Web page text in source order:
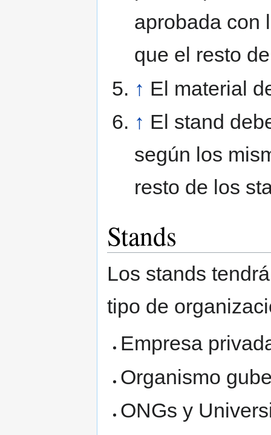
aprobada con
que el resto
↑ El material
↑ El stand
según los
resto de los
Stands
Los stands
tipo de
Empresa
Organismo
ONGs y